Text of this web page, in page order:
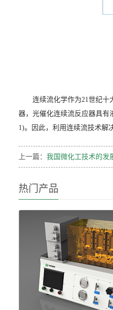
连续流化学作为21世纪
器，光催化连续流反应器具有
1)。因此，利用连续流技术解
上一篇： 我国微化工技术的发
热门产品